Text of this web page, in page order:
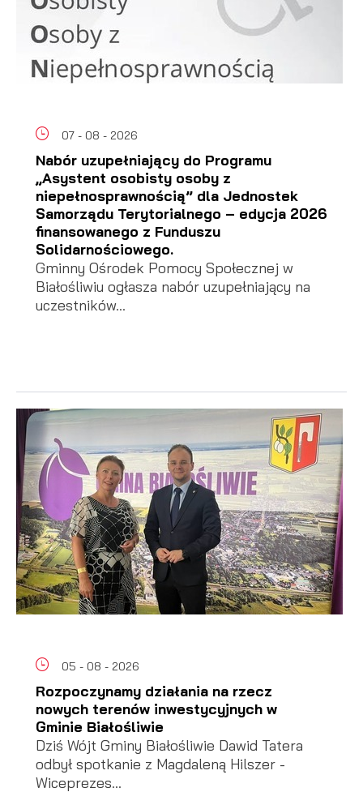
07 - 08 - 2026
Nabór uzupełniający do Programu
„Asystent osobisty osoby z
niepełnosprawnością” dla Jednostek
Samorządu Terytorialnego – edycja 2026
finansowanego z Funduszu
Solidarnościowego.
Gminny Ośrodek Pomocy Społecznej w
Białośliwiu ogłasza nabór uzupełniający na
uczestników...
05 - 08 - 2026
Rozpoczynamy działania na rzecz
nowych terenów inwestycyjnych w
Gminie Białośliwie
Dziś Wójt Gminy Białośliwie Dawid Tatera
odbył spotkanie z Magdaleną Hilszer -
Wiceprezes...